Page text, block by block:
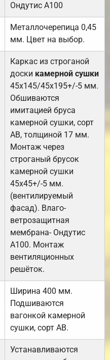
Ондутис А100
Металлочерепица 0,45
мм. Цвет на выбор.
Каркас из строганой
доски камерной сушки
45х145/45х195+/-5 мм.
Обшиваются
имитацией бруса
камерной сушки, сорт
АВ, толщиной 17 мм.
Монтаж через
строганый брусок
камерной сушки
45х45+/-5 мм.
(вентилируемый
фасад). Влаго-
ветрозащитная
мембрана- Ондутис
А100. Монтаж
вентиляционных
решёток.
Ширина 400 мм.
Подшиваются
вагонкой камерной
сушки, сорт АВ.
Устанавливаются